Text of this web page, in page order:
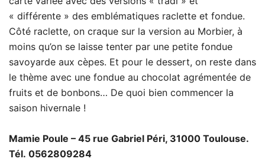
« différente » des emblématiques raclette et fondue.
Côté raclette, on craque sur la version au Morbier, à
moins qu’on se laisse tenter par une petite fondue
savoyarde aux cèpes. Et pour le dessert, on reste dans
le thème avec une fondue au chocolat agrémentée de
fruits et de bonbons… De quoi bien commencer la
saison hivernale !
Mamie Poule – 45 rue Gabriel Péri, 31000 Toulouse.
Tél. 0562809284